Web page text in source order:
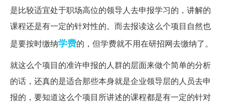
是比较适宜处于职场高位的领导人去申报学习的，讲解的
课程还是有一定的针对性的。而去报读这么个项目自然也
是要按时缴纳学费的，但学费就不用在研招网去缴纳了。
就这么个项目的准许申报的人群的层面来做个简单的分析
的话，还真的是适合那些本身就是企业领导层的人员去申
报的，要知道这么个项目所讲述的课程都是有一定的针对